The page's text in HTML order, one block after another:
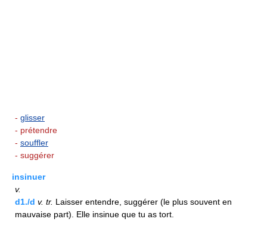
- glisser
- prétendre
- souffler
- suggérer
insinuer
v.
d1./d v. tr. Laisser entendre, suggérer (le plus souvent en
mauvaise part). Elle insinue que tu as tort.